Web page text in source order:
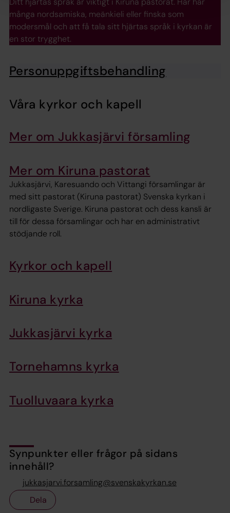
många nordsamiska, meänkieli eller finska som
modersmål och att få tala sitt hjärtas språk i kyrkan är
en stor trygghet.
Personuppgiftsbehandling
Våra kyrkor och kapell
Mer om Jukkasjärvi församling
Mer om Kiruna pastorat
Jukkasjärvi, Karesuando och Vittangi församlingar är
med sitt pastorat (Kiruna pastorat) Svenska kyrkan i
nordligaste Sverige. Kiruna pastorat och dess kansli är
till för dessa församlingar och har en administrativt
stödjande roll.
Kyrkor och kapell
Kiruna kyrka
Jukkasjärvi kyrka
Tornehamns kyrka
Tuolluvaara kyrka
Synpunkter eller frågor på sidans
innehåll?
jukkasjarvi.forsamling@svenskakyrkan.se
Dela